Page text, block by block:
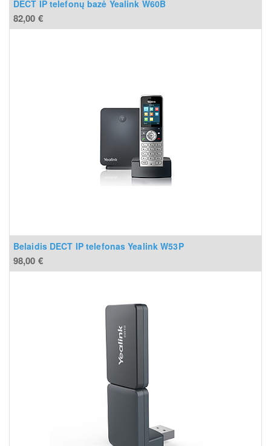
DECT IP telefonų bazė Yealink W60B
82,00 €
Belaidis DECT IP telefonas Yealink W53P
98,00 €